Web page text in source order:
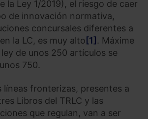
la Ley 1/2019), el riesgo de caer
de innovación normativa,
concursales diferentes a
la LC, es muy alto [1] . Máxime
de unos 250 artículos se
750.
líneas fronterizas, presentes a
Libros del TRLC y las
que regulan, van a ser